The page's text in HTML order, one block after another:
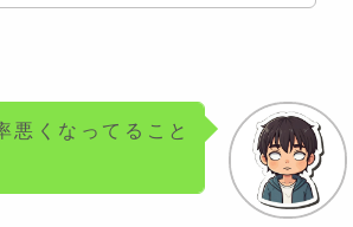
悪くなってること